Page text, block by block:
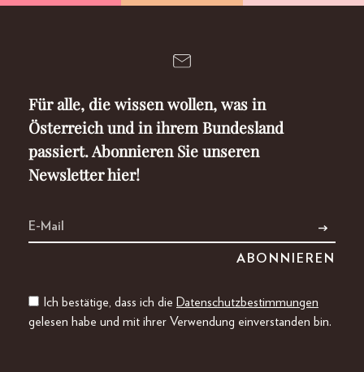
Für alle, die wissen wollen, was in
Österreich und in ihrem Bundesland
passiert. Abonnieren Sie unseren
Newsletter hier!
Ich bestätige, dass ich die Datenschutzbestimmungen
gelesen habe und mit ihrer Verwendung einverstanden bin.